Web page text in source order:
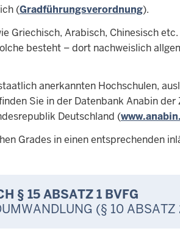
(Gradführungsverordnung).
Griechisch, Arabisch, Chinesisch
besteht – dort nachweislich
anerkannten Hochschulen,
Sie in der Datenbank Anabin
Deutschland (
Grades in einen entsprechenden
§ 15 ABSATZ 1 BVFG
(§ 10 ABSATZ